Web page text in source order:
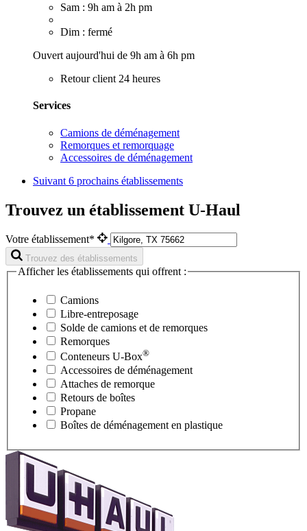
Sam : 9h am à 2h pm
Dim : fermé
Ouvert aujourd'hui de 9h am à 6h pm
Retour client 24 heures
Services
Camions de déménagement
Remorques et remorquage
Accessoires de déménagement
Suivant 6 prochains établissements
Trouvez un établissement U-Haul
Votre établissement*
Trouvez des établissements
Afficher les établissements qui offrent :
Camions
Libre-entreposage
Solde de camions et de remorques
Remorques
Conteneurs U-Box®
Accessoires de déménagement
Attaches de remorque
Retours de boîtes
Propane
Boîtes de déménagement en plastique